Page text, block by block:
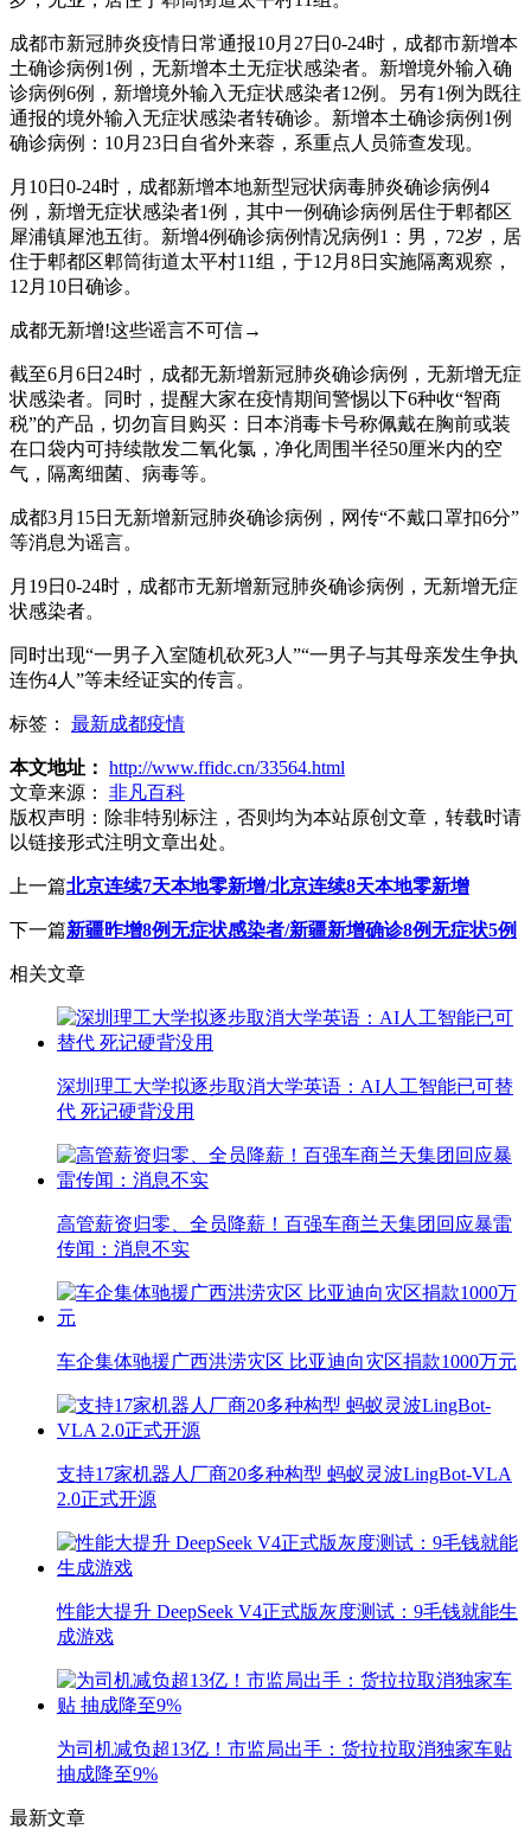
成都市新冠肺炎疫情日常通报10月27日0-24时，成都市新增本
土确诊病例1例，无新增本土无症状感染者。新增境外输入确
诊病例6例，新增境外输入无症状感染者12例。另有1例为既往
通报的境外输入无症状感染者转确诊。新增本土确诊病例1例
确诊病例：10月23日自省外来蓉，系重点人员筛查发现。
月10日0-24时，成都新增本地新型冠状病毒肺炎确诊病例4
例，新增无症状感染者1例，其中一例确诊病例居住于郫都区
犀浦镇犀池五街。新增4例确诊病例情况病例1：男，72岁，居
住于郫都区郫筒街道太平村11组，于12月8日实施隔离观察，
12月10日确诊。
成都无新增!这些谣言不可信→
截至6月6日24时，成都无新增新冠肺炎确诊病例，无新增无症
状感染者。同时，提醒大家在疫情期间警惕以下6种收“智商
税”的产品，切勿盲目购买：日本消毒卡号称佩戴在胸前或装
在口袋内可持续散发二氧化氯，净化周围半径50厘米内的空
气，隔离细菌、病毒等。
成都3月15日无新增新冠肺炎确诊病例，网传“不戴口罩扣6分”
等消息为谣言。
月19日0-24时，成都市无新增新冠肺炎确诊病例，无新增无症
状感染者。
同时出现“一男子入室随机砍死3人”“一男子与其母亲发生争执
连伤4人”等未经证实的传言。
标签： 最新成都疫情
本文地址： http://www.ffidc.cn/33564.html
文章来源：
非凡百科
版权声明： 除非特别标注，否则均为本站原创文章，转载时请
以链接形式注明文章出处。
上一篇北京连续7天本地零新增/北京连续8天本地零新增
下一篇新疆昨增8例无症状感染者/新疆新增确诊8例无症状5例
相关文章
深圳理工大学拟逐步取消大学英语：AI人工智能已可替
代 死记硬背没用
高管薪资归零、全员降薪！百强车商兰天集团回应暴雷
传闻：消息不实
车企集体驰援广西洪涝灾区 比亚迪向灾区捐款1000万元
支持17家机器人厂商20多种构型 蚂蚁灵波LingBot-VLA
2.0正式开源
性能大提升 DeepSeek V4正式版灰度测试：9毛钱就能生
成游戏
为司机减负超13亿！市监局出手：货拉拉取消独家车贴
抽成降至9%
最新文章